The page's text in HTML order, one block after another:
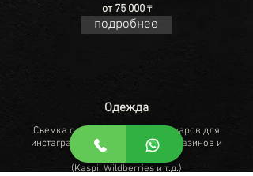
от 75 000 ₸
подробнее
Одежда
Съемка одежды, обуви, аксессуаров для
инстаграм страниц, интернет-магазинов и
маркетплейсов
(Kaspi, Wildberries и т.д.)